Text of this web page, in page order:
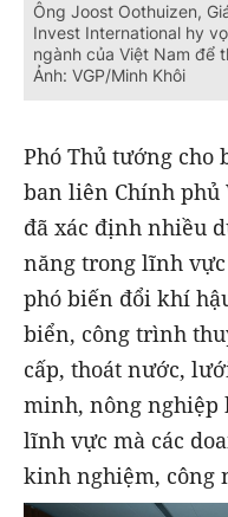
Ông Joost Oothuizen,
Invest International hy
ngành của Việt Nam để
Ảnh: VGP/Minh Khôi
Phó Thủ tướng cho
ban liên Chính phủ
đã xác định nhiều
năng trong lĩnh
phó biến đổi khí
biển, công trình
cấp, thoát nước,
minh, nông nghiệp
lĩnh vực mà các
kinh nghiệm, công